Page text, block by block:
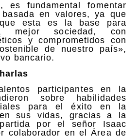
es fundamental fomentar
basada en valores, ya que
que esta es la base para
mejor sociedad, con
y comprometidos con
de nuestro país»,
bancario.
participantes en la
sobre habilidades
para el éxito en la
sus vidas, gracias a la
por el señor Isaac
colaborador en el Área de